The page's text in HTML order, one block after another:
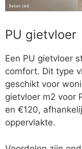
PU gietvloer
Een PU gietvloer
comfort. Dit type
geschikt voor
gietvloer m2 voor
en €120,
oppervlakte.